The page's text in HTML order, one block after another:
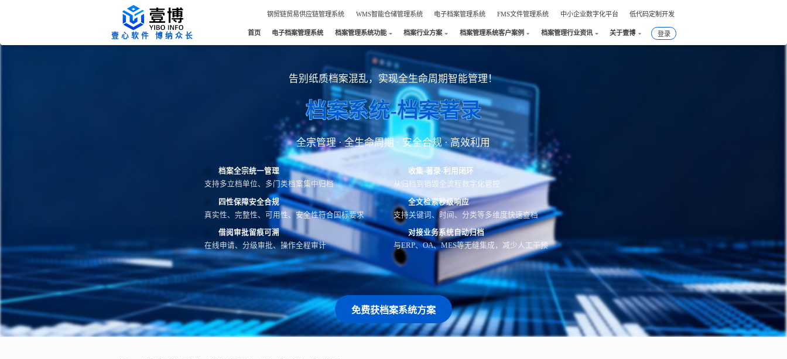
钢贸链贸易供应链管理系统 WMS智能仓储管理系统 电子档案管理系统 FMS文件管理系统 中小企业数字化平台 低代码定制开发
壹心软件 博纳众长 首页 电子档案管理系统 档案管理系统功能 档案行业方案 档案管理系统客户案例 档案管理行业资讯 关于壹博 登录
告别纸质档案混乱，实现全生命周期智能管理！
档案系统-档案著录
全宗管理 · 全生命周期 · 安全合规 · 高效利用
档案全宗统一管理
支持多立档单位、多门类档案集中归档
收集-著录-利用闭环
从归档到销毁全流程数字化管控
四性保障安全合规
真实性、完整性、可用性、安全性符合国标要求
全文检索秒级响应
支持关键词、时间、分类等多维度快速查档
借阅审批留痕可溯
在线申请、分级审批、操作全程审计
对接业务系统自动归档
与ERP、OA、MES等无缝集成，减少人工干预
免费获档案系统方案